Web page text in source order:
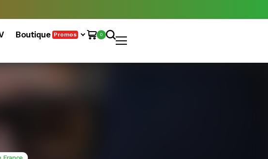
Boutique Promos 0